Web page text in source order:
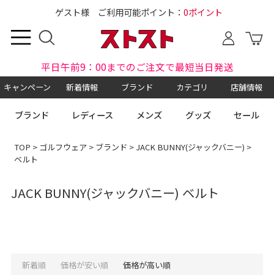
ゲスト様 ご利用可能ポイント： 0ポイント
平日午前9：00までのご注文で最短当日発送
キャンペーン 新着情報 ブランド カテゴリ 店舗情報
ブランド レディース メンズ グッズ セール
TOP > ゴルフウェア > ブランド > JACK BUNNY(ジャックバニー) >
ベルト
JACK BUNNY(ジャックバニー) ベルト
新着順 価格が安い順 価格が高い順